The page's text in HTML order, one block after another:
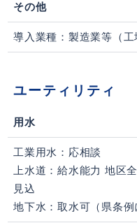
その他
導入業種：製造業等（
ユーティリティ
用水
工業用水：応相談
上水道：給水能力 地区
見込
地下水：取水可（県条例